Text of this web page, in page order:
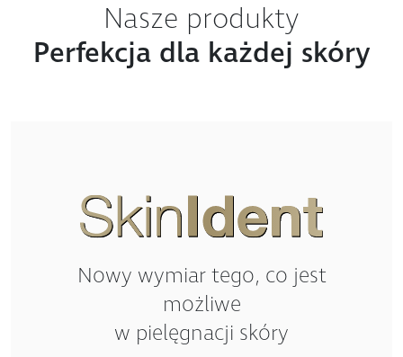
Perfekcja dla każdej skóry
Nowy wymiar tego, co jest
możliwe
w pielęgnacji skóry